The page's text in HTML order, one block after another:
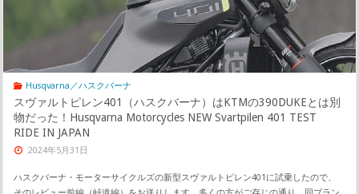
Husqvarna／ハスクバーナ
スヴァルトピレン401（ハスクバーナ）はKTMの390DUKEとは別
物だった！Husqvarna Motorcycles NEW Svartpilen 401 TEST
RIDE IN JAPAN
2024年5月31日
ハスクバーナ・モーターサイクルズの新型スヴァルトピレン401に試乗したので、